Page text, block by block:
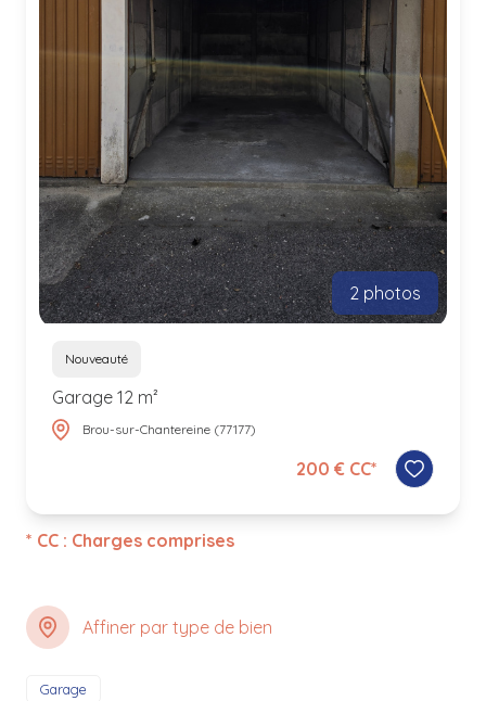
2 photos
Nouveauté
Garage 12 m²
Brou-sur-Chantereine (77177)
200 € CC*
* CC : Charges comprises
Affiner par type de bien
Garage